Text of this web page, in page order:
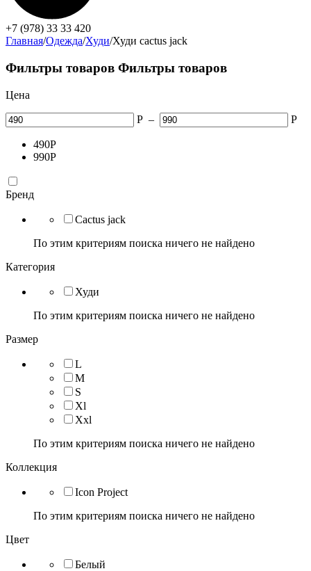
+7 (978) 33 33 420
Главная/Одежда/Худи/Худи cactus jack
Фильтры товаров Фильтры товаров
Цена
Р – Р
490Р
990Р
Бренд
Cactus jack
По этим критериям поиска ничего не найдено
Категория
Худи
По этим критериям поиска ничего не найдено
Размер
L
M
S
Xl
Xxl
По этим критериям поиска ничего не найдено
Коллекция
Icon Project
По этим критериям поиска ничего не найдено
Цвет
Белый